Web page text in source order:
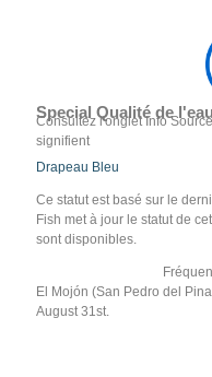
Special Qualité de l'eau
Consultez l'onglet Info
signifient
Drapeau Bleu
Ce statut est basé sur le
Fish met à jour le statut de
sont disponibles.
El Mojón (San Pedro del
August 31st.